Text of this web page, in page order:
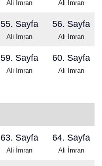
Ali İmran Ali İmran
55. Sayfa
Ali İmran
56. Sayfa
Ali İmran
59. Sayfa
Ali İmran
60. Sayfa
Ali İmran
63. Sayfa
Ali İmran
64. Sayfa
Ali İmran